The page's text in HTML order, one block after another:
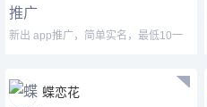
新出 app推广，简单实名，最低10一
蝶恋花